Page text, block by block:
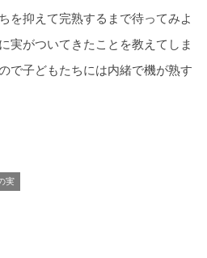
を抑えて完熟するまで待ってみよ
実がついてきたことを教えてしま
で子どもたちには内緒で機が熟す
実